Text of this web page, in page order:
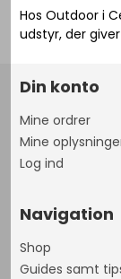
Hos Outdoor i
udstyr, der
Din konto
Mine ordrer
Mine
Log ind
Navigation
Shop
Guides samt